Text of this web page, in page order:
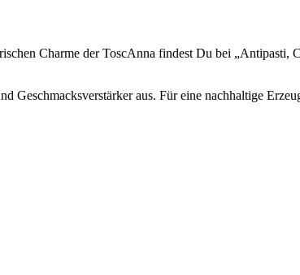
Charme der ToscAnna findest Du bei „Antipasti,
Geschmacksverstärker aus. Für eine nachhaltige